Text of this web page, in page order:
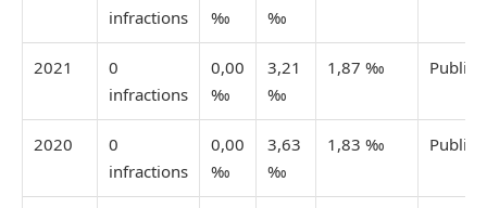
infractions
‰
‰
2021
0
infractions
0,00
‰
3,21
‰
1,87 ‰ Publiée
2020
0
infractions
0,00
‰
3,63
‰
1,83 ‰ Publiée